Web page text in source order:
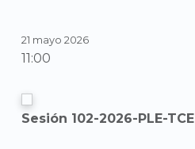
21 mayo 2026
11:00
Sesión 102-2026-PLE-TCE